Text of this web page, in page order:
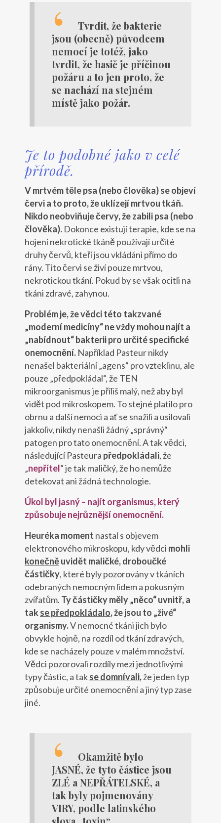
Tvrdit, že bakterie
jsou (obecně) původcem
nemocí je totéž, jako
tvrdit, že hasič je příčinou
požáru a to jen proto, že
se nachází na stejném
místě jako požár.
Je to podobné jako v celé
přírodě.
V mrtvém těle psa (nebo člověka) se objeví
červi a to proto, že uklízejí mrtvou tkáň.
Nikdo neobviňuje červy, že zabili psa (nebo
člověka). Dokonce existují terapie, kde se na
hojení nekrotické tkáně používají určité
druhy červů, kteří jsou vkládáni přímo do
rány. Tito červi se živí pouze mrtvou,
nekrotickou tkání. Pokud by se však ocitli na
tkáni zdravé, zahynou.
Problém je, že vědci této takzvané
„moderní medicíny“ ne vždy mohou najít a
„nabídnout“ bakterii pro určité specifické
onemocnění. Například Pasteur nikdy
nenašel bakteriální „agens“ pro vzteklinu, ale
pouze „předpokládal“, že TEN
mikroorganismus je příliš malý, než aby byl
vidět pod mikroskopem. To stejné platilo pro
obrnu a další nemoci a ať se snažili a usilovali
jakkoliv, nikdy nenašli žádný „správný“
patogen pro tato onemocnění. A tak vědci,
následující Pasteura předpokládali, že
„nepřítel“ je tak maličký, že ho nemůže
detekovat ani žádná technologie.
Úkol byl jasný – najít organismus, který
způsobuje nejrůznější onemocnění.
Heuréka moment nastal s objevem
elektronového mikroskopu, kdy vědci mohli
konečněuvidět maličké, droboučké
částičky, které byly pozorovány v tkáních
odebraných nemocným lidem a pokusným
zvířatům. Ty částičky měly „něco“ uvnitř, a
tak se předpokládalo, že jsou to „živé“
organismy.V nemocné tkáni jich bylo
obvykle hojně, na rozdíl od tkání zdravých,
kde se nacházely pouze v malém množství.
Vědci pozorovali rozdíly mezi jednotlivými
typy částic, a takse domnívali,že jeden typ
způsobuje určité onemocnění a jiný typ zase
jiné.
Okamžitě bylo
JASNÉ, že tyto částice jsou
ZLÉ a NEPŘÁTELSKÉ, a
tak byly pojmenovány
VIRY, podle latinského